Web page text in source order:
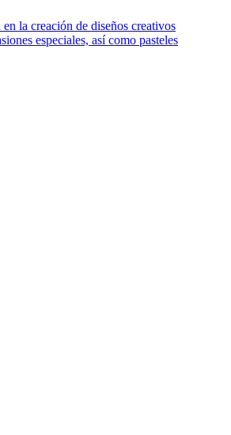
en la creación de diseños creativos
especiales, así como pasteles